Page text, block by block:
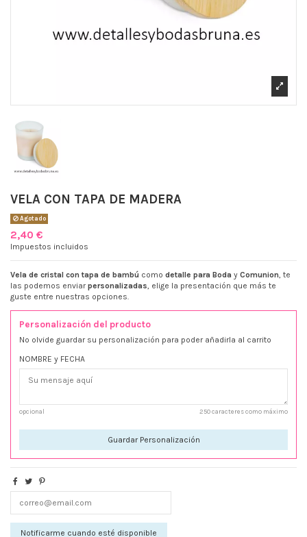
VELA CON TAPA DE MADERA
Agotado
2,40 €
Impuestos incluidos
Vela de cristal con tapa de bambú como detalle para Boda y Comunion, te
las podemos enviarpersonalizadas, elige la presentación que más te
guste entre nuestras opciones.
Personalización del producto
No olvide guardar su personalización para poder añadirla al carrito
NOMBRE y FECHA
opcional 250 caracteres como máximo
Guardar Personalización